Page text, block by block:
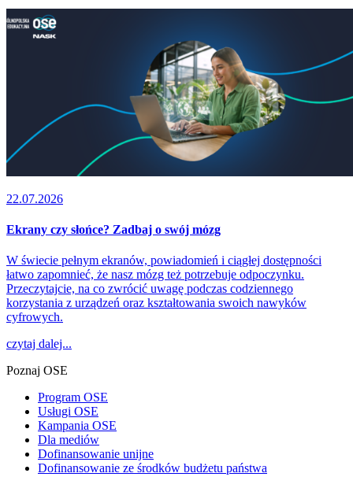
22.07.2026
Ekrany czy słońce? Zadbaj o swój mózg
W świecie pełnym ekranów, powiadomień i ciągłej dostępności
łatwo zapomnieć, że nasz mózg też potrzebuje odpoczynku.
Przeczytajcie, na co zwrócić uwagę podczas codziennego
korzystania z urządzeń oraz kształtowania swoich nawyków
cyfrowych.
czytaj dalej...
Poznaj OSE
Program OSE
Usługi OSE
Kampania OSE
Dla mediów
Dofinansowanie unijne
Dofinansowanie ze środków budżetu państwa